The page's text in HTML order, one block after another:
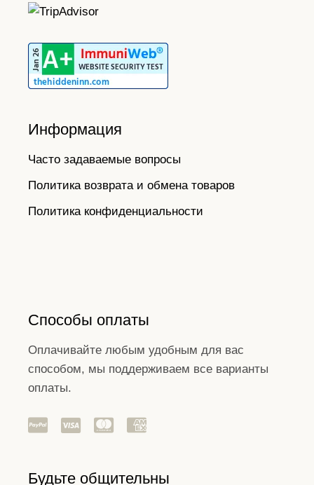
Информация
Часто задаваемые вопросы
Политика возврата и обмена товаров
Политика конфиденциальности
Способы оплаты
Оплачивайте любым удобным для вас
способом, мы поддерживаем все варианты
оплаты.
Будьте общительны